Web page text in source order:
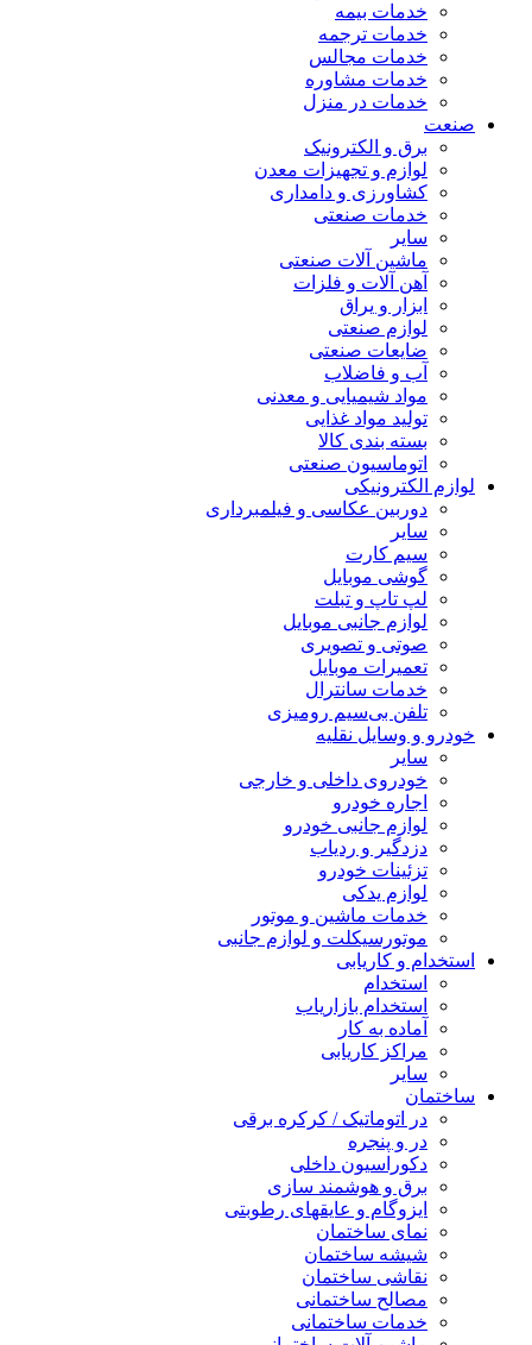
خدمات بیمه
خدمات ترجمه
خدمات مجالس
خدمات مشاوره
خدمات در منزل
صنعت
برق و الکترونیک
لوازم و تجهیزات معدن
کشاورزی و دامداری
خدمات صنعتی
سایر
ماشین آلات صنعتی
آهن آلات و فلزات
ابزار و یراق
لوازم صنعتی
ضایعات صنعتی
آب و فاضلاب
مواد شیمیایی و معدنی
تولید مواد غذایی
بسته بندی کالا
اتوماسیون صنعتی
لوازم الکترونیکی
دوربین عکاسی و فیلمبرداری
سایر
سیم کارت
گوشی موبایل
لپ تاپ و تبلت
لوازم جانبی موبایل
صوتی و تصویری
تعمیرات موبایل
خدمات سانترال
تلفن بی‌سیم رومیزی
خودرو و وسایل نقلیه
سایر
خودروی داخلی و خارجی
اجاره خودرو
لوازم جانبی خودرو
دزدگیر و ردیاب
تزئینات خودرو
لوازم یدکی
خدمات ماشین و موتور
موتورسیکلت و لوازم جانبی
استخدام و کاریابی
استخدام
استخدام بازاریاب
آماده به کار
مراکز کاریابی
سایر
ساختمان
در اتوماتیک / کرکره برقی
در و پنجره
دکوراسیون داخلی
برق و هوشمند سازی
ایزوگام و عایقهای رطوبتی
نمای ساختمان
شیشه ساختمان
نقاشی ساختمان
مصالح ساختمانی
خدمات ساختمانی